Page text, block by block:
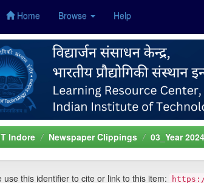
Home Browse Help
Indore Newspaper Clippings 03_Year 2024
use this identifier to cite or link to this item: